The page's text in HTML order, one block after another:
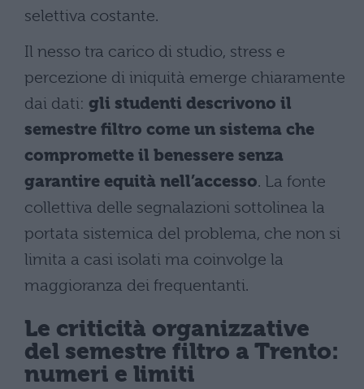
selettiva costante.
Il nesso tra carico di studio, stress e
percezione di iniquità emerge chiaramente
dai dati: gli studenti descrivono il
semestre filtro come un sistema che
compromette il benessere senza
garantire equità nell’accesso. La fonte
collettiva delle segnalazioni sottolinea la
portata sistemica del problema, che non si
limita a casi isolati ma coinvolge la
maggioranza dei frequentanti.
Le criticità organizzative
del semestre filtro a Trento:
numeri e limiti